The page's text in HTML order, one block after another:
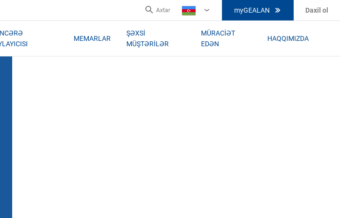
Axtar
AZ
myGEALAN Daxil ol
MEMARLAR
ŞƏXSI
MÜŞTƏRILƏR
MÜRACIƏT
EDƏN
HAQQIMIZDA